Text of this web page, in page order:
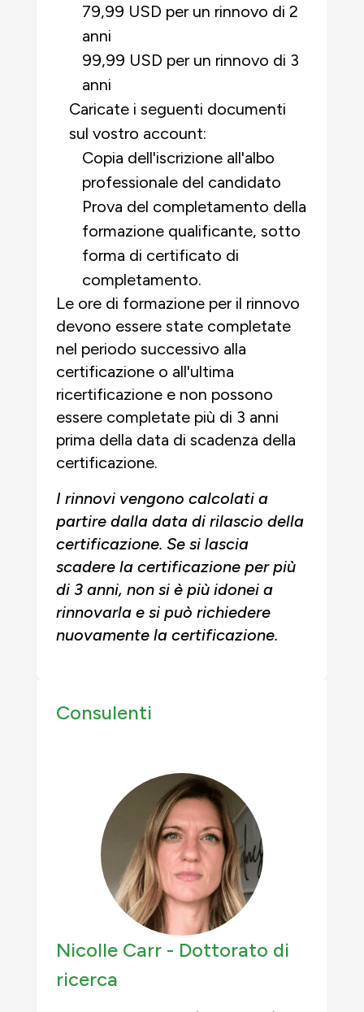
79,99 USD per un rinnovo di 2
anni
99,99 USD per un rinnovo di 3
anni
Caricate i seguenti documenti
sul vostro account:
Copia dell'iscrizione all'albo
professionale del candidato
Prova del completamento della
formazione qualificante, sotto
forma di certificato di
completamento.
Le ore di formazione per il rinnovo
devono essere state completate
nel periodo successivo alla
certificazione o all'ultima
ricertificazione e non possono
essere completate più di 3 anni
prima della data di scadenza della
certificazione.
I rinnovi vengono calcolati a
partire dalla data di rilascio della
certificazione. Se si lascia
scadere la certificazione per più
di 3 anni, non si è più idonei a
rinnovarla e si può richiedere
nuovamente la certificazione.
Consulenti
Nicolle Carr - Dottorato di
ricerca